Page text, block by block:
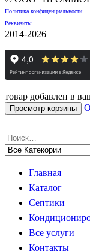
Политика конфиденциальности
Реквизиты
2014-2026
товар добавлен в
Просмотр корзины
Главная
Каталог
Септики
Все услуги
Контакты